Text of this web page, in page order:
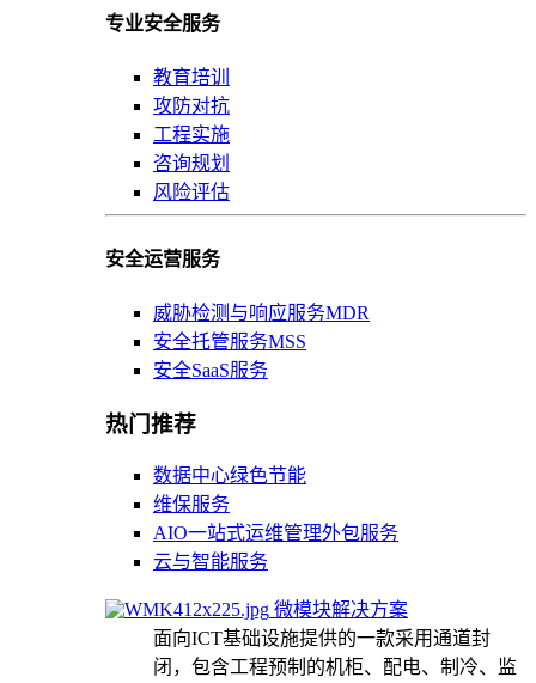
专业安全服务
教育培训
攻防对抗
工程实施
咨询规划
风险评估
安全运营服务
威胁检测与响应服务MDR
安全托管服务MSS
安全SaaS服务
热门推荐
数据中心绿色节能
维保服务
AIO一站式运维管理外包服务
云与智能服务
微模块解决方案
面向ICT基础设施提供的一款采用通道封
闭，包含工程预制的机柜、配电、制冷、监